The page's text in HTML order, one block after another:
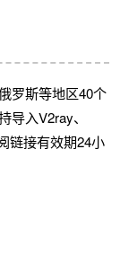
罗斯等地区40个
入V2ray、
链接有效期24小